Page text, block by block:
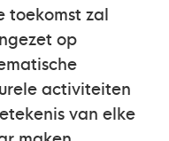
toekomst zal
op
activiteiten
van elke